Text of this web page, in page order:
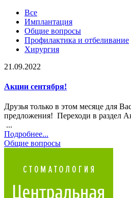
Все
Имплантация
Общие вопросы
Профилактика и отбеливание
Хирургия
21.09.2022
Акции сентября!
Друзья только в этом месяце для
предложения! Переходи в раздел
...
Подробнеe...
Общие вопросы